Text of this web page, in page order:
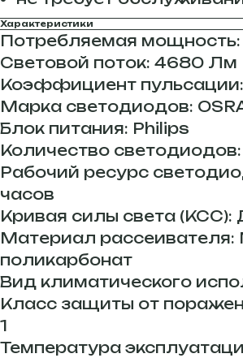
Характеристики
Потребляемая мощность:
Световой поток: 4680 Лм
Коэффициент
Марка светодиодов:
Блок питания: Philips
Количество
Рабочий ресурс
часов
Кривая силы света (КСС):
Материал
поликарбонат
Вид климатического
Класс защиты от
1
Температура